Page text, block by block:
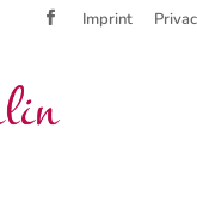
Imprint